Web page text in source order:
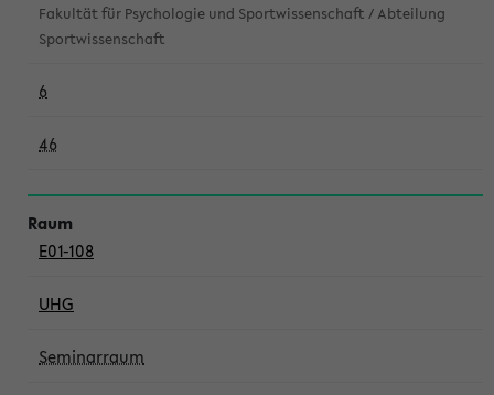
Fakultät für Psychologie und Sportwissenschaft / Abteilung
Sportwissenschaft
6
46
E01-108
UHG
Seminarraum